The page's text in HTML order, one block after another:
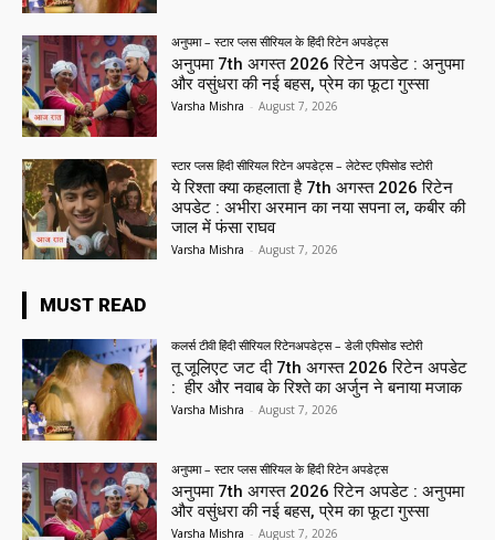
अनुपमा – स्टार प्लस सीरियल के हिंदी रिटेन अपडेट्स
अनुपमा 7th अगस्त 2026 रिटेन अपडेट : अनुपमा
और वसुंधरा की नई बहस, प्रेम का फूटा गुस्सा
Varsha Mishra - August 7, 2026
स्टार प्लस हिंदी सीरियल रिटेन अपडेट्स – लेटेस्ट एपिसोड स्टोरी
ये रिश्ता क्या कहलाता है 7th अगस्त 2026 रिटेन
अपडेट : अभीरा अरमान का नया सपना ल, कबीर की
जाल में फंसा राघव
Varsha Mishra - August 7, 2026
MUST READ
कलर्स टीवी हिंदी सीरियल रिटेनअपडेट्स – डेली एपिसोड स्टोरी
तू जूलिएट जट दी 7th अगस्त 2026 रिटेन अपडेट
: हीर और नवाब के रिश्ते का अर्जुन ने बनाया मजाक
Varsha Mishra - August 7, 2026
अनुपमा – स्टार प्लस सीरियल के हिंदी रिटेन अपडेट्स
अनुपमा 7th अगस्त 2026 रिटेन अपडेट : अनुपमा
और वसुंधरा की नई बहस, प्रेम का फूटा गुस्सा
Varsha Mishra - August 7, 2026